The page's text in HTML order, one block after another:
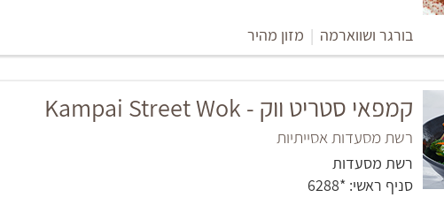
בורגר ושווארמה | מזון מהיר
קמפאי סטריט ווק - Kampai Street Wok
רשת מסעדות אסייתיות
רשת מסעדות
סניף ראשי: *6288